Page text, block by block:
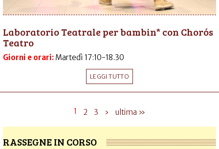
Laboratorio Teatrale per bambin* con Chorós
Teatro
Giorni e orari: Martedì 17:10-18.30
LEGGI TUTTO
1 2 3 › ultima »
RASSEGNE IN CORSO